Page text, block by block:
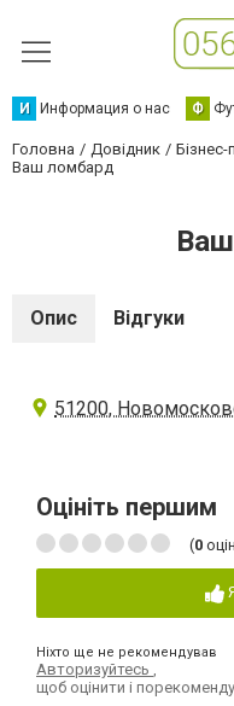
И Информация о нас Ф
Головна Довідник Бізнес-
Ваш ломбард
Опис Відгуки
51200,
Оцініть першим
(0
Ніхто ще не рекомендував
Авторизуйтесь
щоб оцінити і